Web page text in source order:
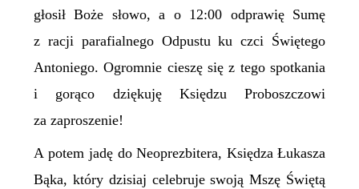
głosił Boże słowo, a o 12:00 odprawię Sumę
z racji parafialnego Odpustu ku czci Świętego
Antoniego. Ogromnie cieszę się z tego spotkania
i gorąco dziękuję Księdzu Proboszczowi
za zaproszenie!
A potem jadę do Neoprezbitera, Księdza Łukasza
Bąka, który dzisiaj celebruje swoją Mszę Świętą